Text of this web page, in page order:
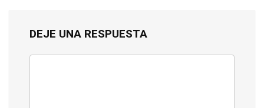
DEJE UNA RESPUESTA